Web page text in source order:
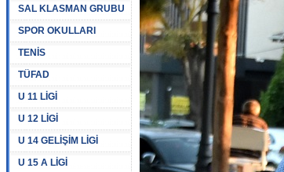
SAL KLASMAN GRUBU
SPOR OKULLARI
TENİS
TÜFAD
U 11 LİGİ
U 12 LİGİ
U 14 GELİŞİM LİGİ
U 15 A LİGİ